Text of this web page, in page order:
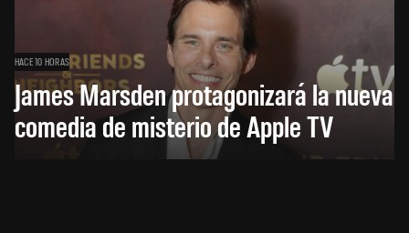
HACE 10 HORAS
James Marsden protagonizará la nueva
comedia de misterio de Apple TV